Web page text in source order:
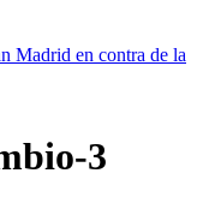
Madrid en contra de la
3